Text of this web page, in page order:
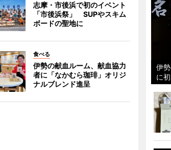
志摩・市後浜で初のイベント
「市後浜祭」 SUPやスキム
ボードの聖地に
食べる
伊勢の献血ルーム、献血協力
者に「なかむら珈琲」オリジ
ナルブレンド進呈
伊
に